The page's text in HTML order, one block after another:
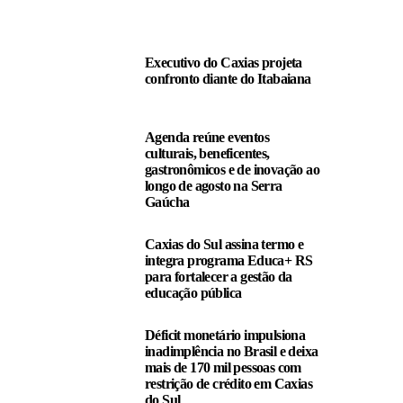
Executivo do Caxias projeta
confronto diante do Itabaiana
Agenda reúne eventos
culturais, beneficentes,
gastronômicos e de inovação ao
longo de agosto na Serra
Gaúcha
Caxias do Sul assina termo e
integra programa Educa+ RS
para fortalecer a gestão da
educação pública
Déficit monetário impulsiona
inadimplência no Brasil e deixa
mais de 170 mil pessoas com
restrição de crédito em Caxias
do Sul